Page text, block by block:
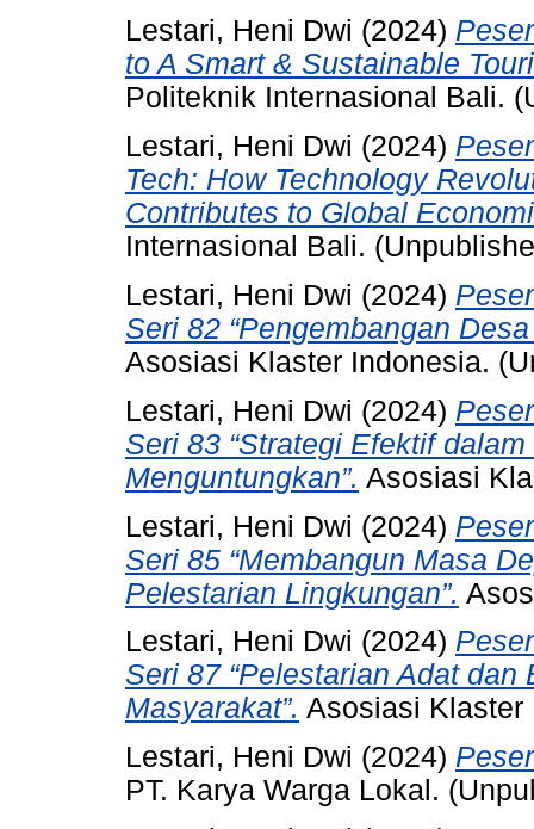
Lestari, Heni Dwi (2024)
to A Smart & Sustainable
Politeknik Internasional Bali.
Lestari, Heni Dwi (2024)
Tech: How Technology
Contributes to Global
Internasional Bali.
Lestari, Heni Dwi (2024)
Seri 82 “Pengembangan
Asosiasi Klaster Indonesia.
Lestari, Heni Dwi (2024)
Seri 83 “Strategi Efektif
Menguntungkan”. Asosiasi
Lestari, Heni Dwi (2024)
Seri 85 “Membangun Masa
Pelestarian Lingkungan”.
Lestari, Heni Dwi (2024)
Seri 87 “Pelestarian Adat
Masyarakat”. Asosiasi Klaster
Lestari, Heni Dwi (2024)
PT. Karya Warga Lokal.